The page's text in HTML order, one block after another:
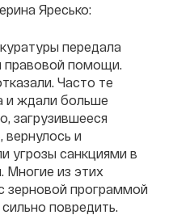
Яресько:
передала
правовой помощи.
Часто те
и ждали больше
загрузившееся
вернулось и
угрозы санкциями в
Многие из этих
зерновой программой
повредить.